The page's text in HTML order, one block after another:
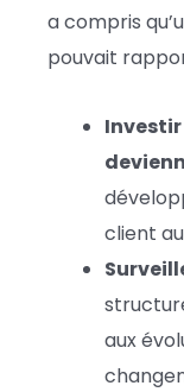
a compris
pouvait
client
aux